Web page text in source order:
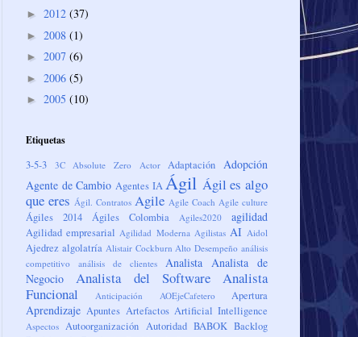
► 2012 (37)
► 2008 (1)
► 2007 (6)
► 2006 (5)
► 2005 (10)
Etiquetas
3-5-3
3C Absolute Zero Actor Adaptación
Adopción
Agente de Cambio Agentes IA Ágil Ágil es algo
que eres Ágil. Contratos Agile Agile Coach Agile culture
Ágiles 2014 Ágiles Colombia Agiles2020 agilidad
Agilidad empresarial Agilidad Moderna Agilistas AI Aidol
Ajedrez algolatría Alistair Cockburn Alto Desempeño análisis
competitivo
análisis de clientes Analista
Analista de
Negocio
Analista del Software
Analista
Funcional
Anticipación AOEjeCafetero Apertura
Aprendizaje Apuntes Artefactos Artificial Intelligence
Aspectos Autoorganización Autoridad BABOK Backlog